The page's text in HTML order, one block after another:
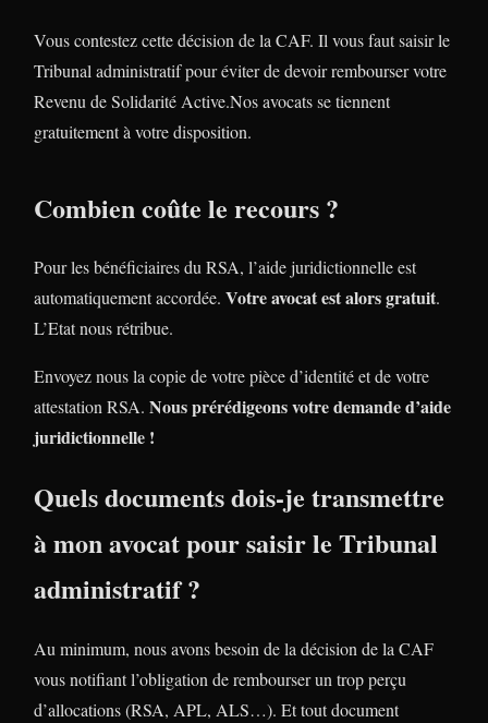
Vous contestez cette décision de la CAF. Il vous faut saisir le
Tribunal administratif pour éviter de devoir rembourser votre
Revenu de Solidarité Active.Nos avocats se tiennent
gratuitement à votre disposition.
Combien coûte le recours ?
Pour les bénéficiaires du RSA, l’aide juridictionnelle est
automatiquement accordée. Votre avocat est alors gratuit.
L’Etat nous rétribue.
Envoyez nous la copie de votre pièce d’identité et de votre
attestation RSA. Nous prérédigeons votre demande d’aide
juridictionnelle !
Quels documents dois-je transmettre
à mon avocat pour saisir le Tribunal
administratif ?
Au minimum, nous avons besoin de la décision de la CAF
vous notifiant l’obligation de rembourser un trop perçu
d’allocations (RSA, APL, ALS…). Et tout document